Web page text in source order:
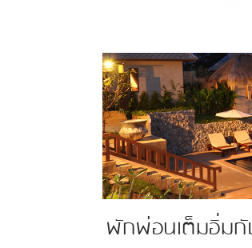
พักพ่อนเต็มอิ่มกั